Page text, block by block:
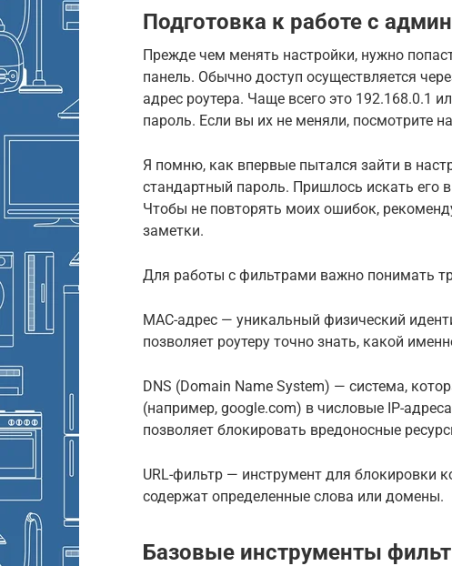
Подготовка к работе с
Прежде чем менять настройки, нужно
панель. Обычно доступ осуществляется
адрес роутера. Чаще всего это 192.168.0.1
пароль. Если вы их не меняли, посмотрите
Я помню, как впервые пытался зайти в
стандартный пароль. Пришлось искать его
Чтобы не повторять моих ошибок,
заметки.
Для работы с фильтрами важно понимать
MAC-адрес — уникальный физический
позволяет роутеру точно знать, какой
DNS (Domain Name System) — система,
(например, google.com) в числовые IP-
позволяет блокировать вредоносные
URL-фильтр — инструмент для блокировки
содержат определенные слова или домены.
Базовые инструменты